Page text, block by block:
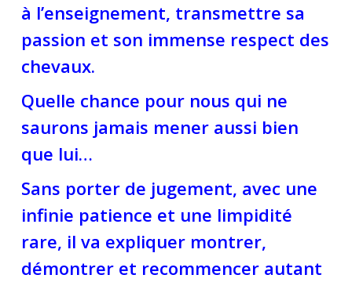
à l’enseignement, transmettre sa
passion et son immense respect des
chevaux.
Quelle chance pour nous qui ne
saurons jamais mener aussi bien
que lui…
Sans porter de jugement, avec une
infinie patience et une limpidité
rare, il va expliquer montrer,
démontrer et recommencer autant